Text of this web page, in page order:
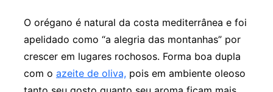
O orégano é natural da costa mediterrânea e foi
apelidado como “a alegria das montanhas” por
crescer em lugares rochosos. Forma boa dupla
com o azeite de oliva,pois em ambiente oleoso